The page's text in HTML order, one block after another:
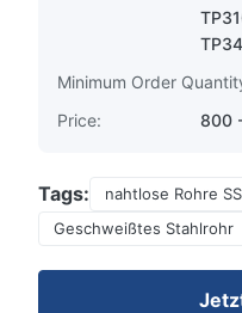
Minimum Order
Price:
800
Tags: nahtlose Rohre SS
Geschweißtes Stahlrohr